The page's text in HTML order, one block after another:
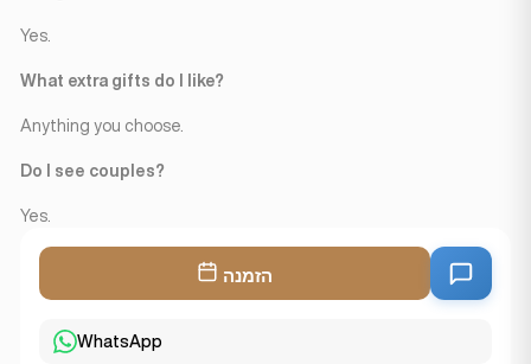
Yes.
What extra gifts do I like?
Anything you choose.
Do I see couples?
Yes.
הזמנה
WhatsApp